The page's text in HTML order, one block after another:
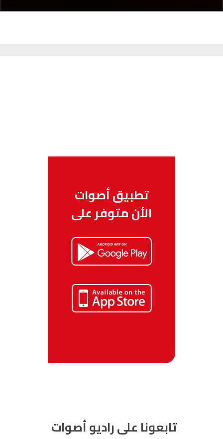
تطبيق أصوات
الأن متوفر على
تابعونا على راديو أصوات